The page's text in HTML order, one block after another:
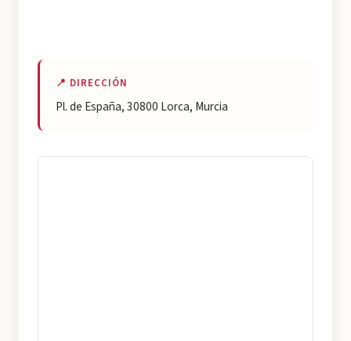
📍 DIRECCIÓN
Pl. de España, 30800 Lorca, Murcia